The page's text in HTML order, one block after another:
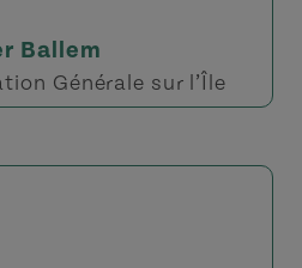
Ballem
Générale sur l’Île